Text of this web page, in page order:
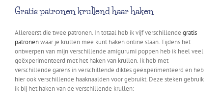
Gratis patronen krullend haar haken
Allereerst die twee patronen. In totaal heb ik vijf verschillende gratis
patronenwaar je krullen mee kunt haken online staan. Tijdens het
ontwerpen van mijn verschillende amigurumi poppen heb ik heel veel
geëxperimenteerd met het haken van krullen. Ik heb met
verschillende garens in verschillende diktes geëxperimenteerd en heb
hier ook verschillende haaknaalden voor gebruikt. Deze steken gebruik
ik bij het haken van de verschillende krullen: